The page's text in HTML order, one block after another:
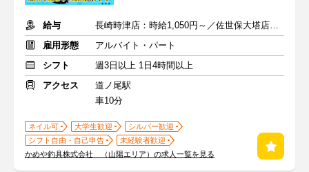
給与
長崎時津店：時給1,050円～／佐世保大塔店：時給1,200円～
雇用形態
アルバイト・パート
シフト
週3日以上 1日4時間以上
アクセス
道ノ尾駅
車10分
ネイル可 大学生歓迎
シルバー歓迎
シフト自由・自己申告
未経験者歓迎
かめや釣具株式会社 （山陽エリア）の求人一覧を見る